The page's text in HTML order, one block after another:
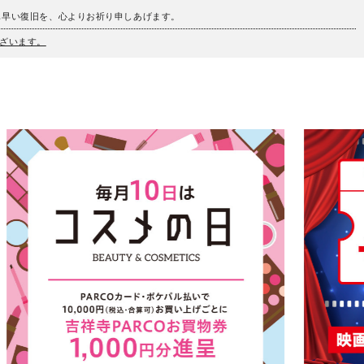
い復旧を、心よりお祈り申しあげます。
います。